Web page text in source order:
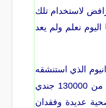
لاستخدام تلك
لكننا اليوم نعلم ولم يعد
الذي استنشقه
أو ابتلعه الجنود خلال حرب الخليج الثانية هو السبب أو العامل المساعد في أعراض الأمراض التي يشكو منها أكثر من 130000 جندي
صحية عديدة وفقدان